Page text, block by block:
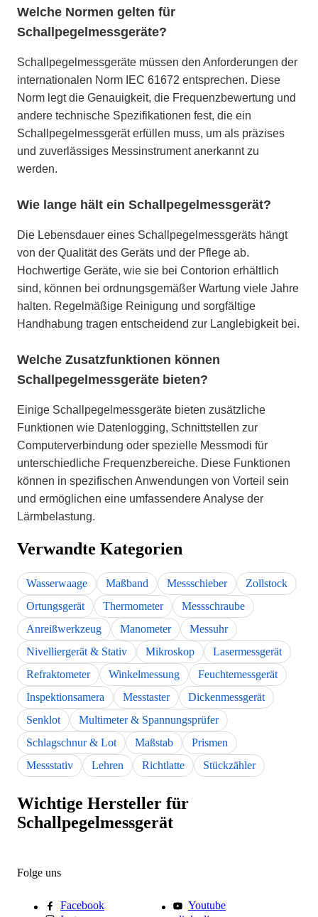
Welche Normen gelten für
Schallpegelmessgeräte?
Schallpegelmessgeräte müssen den Anforderungen der
internationalen Norm IEC 61672 entsprechen. Diese
Norm legt die Genauigkeit, die Frequenzbewertung und
andere technische Spezifikationen fest, die ein
Schallpegelmessgerät erfüllen muss, um als präzises
und zuverlässiges Messinstrument anerkannt zu
werden.
Wie lange hält ein Schallpegelmessgerät?
Die Lebensdauer eines Schallpegelmessgeräts hängt
von der Qualität des Geräts und der Pflege ab.
Hochwertige Geräte, wie sie bei Contorion erhältlich
sind, können bei ordnungsgemäßer Wartung viele Jahre
halten. Regelmäßige Reinigung und sorgfältige
Handhabung tragen entscheidend zur Langlebigkeit bei.
Welche Zusatzfunktionen können
Schallpegelmessgeräte bieten?
Einige Schallpegelmessgeräte bieten zusätzliche
Funktionen wie Datenlogging, Schnittstellen zur
Computerverbindung oder spezielle Messmodi für
unterschiedliche Frequenzbereiche. Diese Funktionen
können in spezifischen Anwendungen von Vorteil sein
und ermöglichen eine umfassendere Analyse der
Lärmbelastung.
Verwandte Kategorien
Wasserwaage Maßband Messschieber
Zollstock
Ortungsgerät
Thermometer
Messschraube
Anreißwerkzeug
Manometer
Messuhr
Nivelliergerät & Stativ
Mikroskop
Lasermessgerät
Refraktometer
Winkelmessung
Feuchtemessgerät
Inspektionsamera
Messtaster
Dickenmessgerät
Senklot
Multimeter & Spannungsprüfer
Schlagschnur & Lot
Maßstab
Prismen
Messstativ
Lehren Richtlatte Stückzähler
Wichtige Hersteller für
Schallpegelmessgerät
Folge uns
Facebook
Youtube